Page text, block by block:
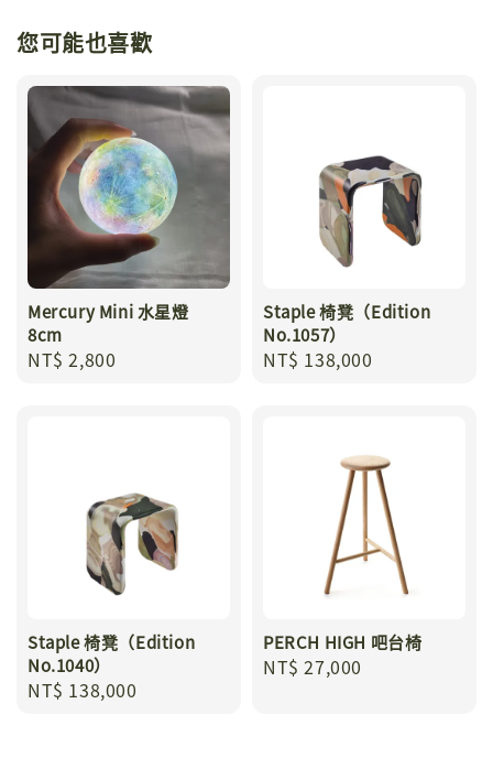
您可能也喜歡
Mercury Mini 水星燈
8cm
Regular
NT$ 2,800
Staple 椅凳（Edition
No.1057）
Regular
NT$ 138,000
Staple 椅凳（Edition
No.1040）
Regular
NT$ 138,000
PERCH HIGH 吧台椅
Regular
NT$ 27,000